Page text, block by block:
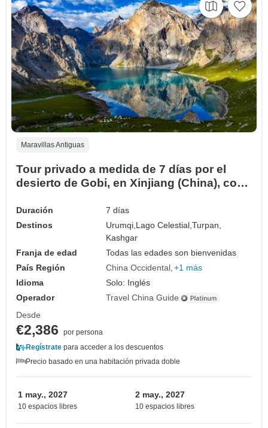
Maravillas Antiguas
Tour privado a medida de 7 días por el
desierto de Gobi, en Xinjiang (China), con
Duración
7 días
Destinos
Urumqi, Lago Celestial,Turpan,
Kashgar
Franja de edad
Todas las edades son bienvenidas
País Región
China Occidental +1 más
Idioma
Solo: Inglés
Operador
Travel China Guide
Desde
€2,386
por persona
Regístrate para acceder a los descuentos
Precio basado en una habitación privada doble
1 may., 2027
10 espacios libres
2 may., 2027
10 espacios libres